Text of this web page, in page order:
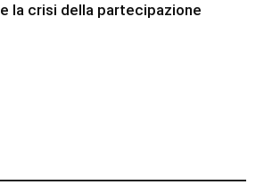
e la crisi della partecipazione